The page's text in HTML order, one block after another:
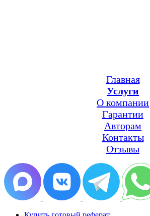
Главная
Услуги
О компании
Гарантии
Авторам
Контакты
Отзывы